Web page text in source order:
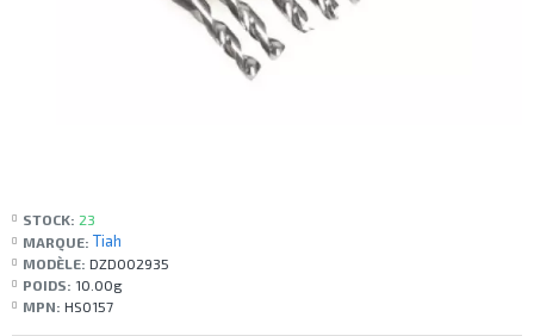
STOCK: 23
MARQUE: Tiah
MODÈLE: DZD002935
POIDS: 10.00g
MPN: HS0157